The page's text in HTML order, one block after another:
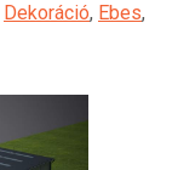
Dekoráció, Ebes,